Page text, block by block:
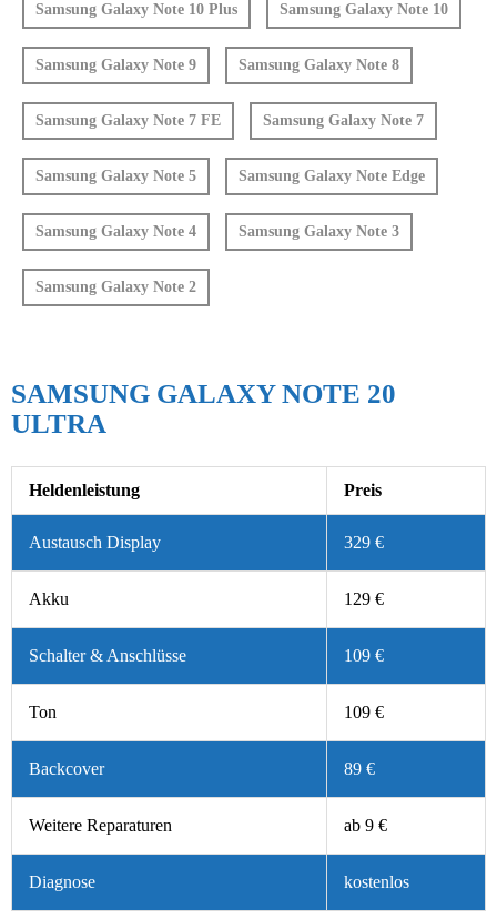
Samsung Galaxy Note 10 Plus Samsung Galaxy Note 10
Samsung Galaxy Note 9 Samsung Galaxy Note 8
Samsung Galaxy Note 7 FE Samsung Galaxy Note 7
Samsung Galaxy Note 5 Samsung Galaxy Note Edge
Samsung Galaxy Note 4 Samsung Galaxy Note 3
Samsung Galaxy Note 2
SAMSUNG GALAXY NOTE 20
ULTRA
Heldenleistung Preis
Austausch Display 329 €
Akku 129 €
Schalter & Anschlüsse 109 €
Ton 109 €
Backcover 89 €
Weitere Reparaturen ab 9 €
Diagnose kostenlos